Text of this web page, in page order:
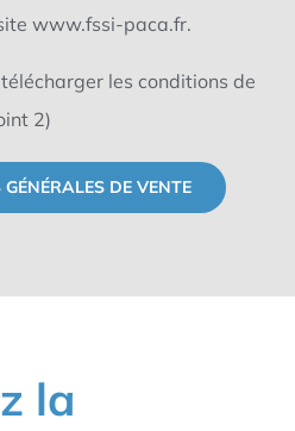
www.fssi-paca.fr.
les conditions de
2)
DE VENTE
la